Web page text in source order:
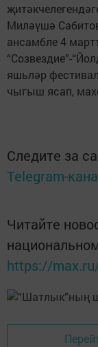
Миләүшә
ансамбле 4
“Созвездие”-
яшьләр
чыгыш ясап,
Следите за
Telegram-
Читайте
https://